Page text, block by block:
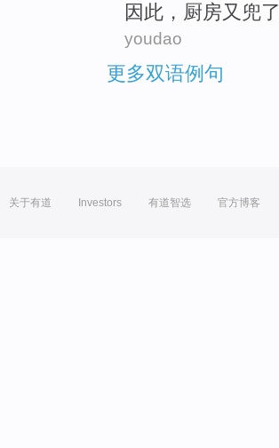
因此 ， 厨房又 兜了
youdao
更多双语例句
关于有道 Investors 有道智选 官方博客